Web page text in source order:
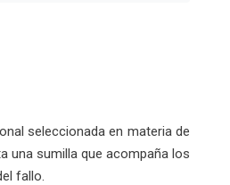
seleccionada en materia de
una sumilla que acompaña los
fallo.